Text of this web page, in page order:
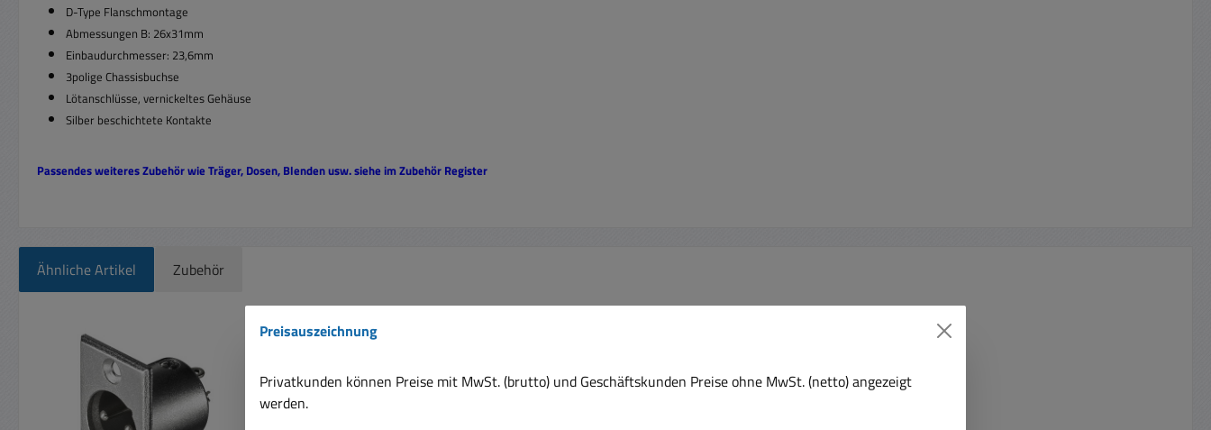
D-Type Flanschmontage
Abmessungen B: 26x31mm
Einbaudurchmesser: 23,6mm
3polige Chassisbuchse
Lötanschlüsse, vernickeltes Gehäuse
Silber beschichtete Kontakte
Passendes weiteres Zubehör wie Träger, Dosen, Blenden usw. siehe im Zubehör Register
Ähnliche Artikel Zubehör
> 500 lagernd
Preisauszeichnung
Privatkunden können Preise mit MwSt. (brutto) und Geschäftskunden Preise ohne MwSt. (netto) angezeigt
werden.